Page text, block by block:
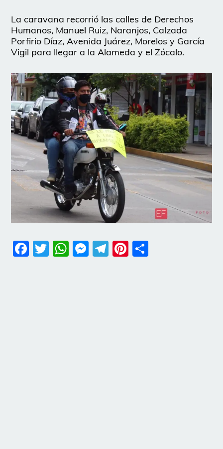
La caravana recorrió las calles de Derechos
Humanos, Manuel Ruiz, Naranjos, Calzada
Porfirio Díaz, Avenida Juárez, Morelos y García
Vigil para llegar a la Alameda y el Zócalo.
Facebook
Twitter
WhatsApp
Messenger
Telegram
Pinterest